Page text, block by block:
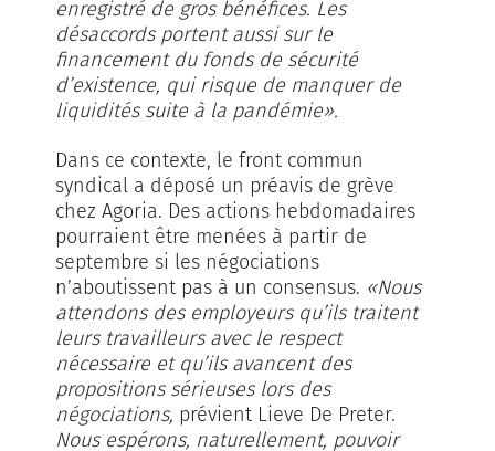
enregistré de gros bénéfices. Les
désaccords portent aussi sur le
financement du fonds de sécurité
d’existence, qui risque de manquer de
liquidités suite à la pandémie».
Dans ce contexte, le front commun
syndical a déposé un préavis de grève
chez Agoria. Des actions hebdomadaires
pourraient être menées à partir de
septembre si les négociations
n’aboutissent pas à un consensus. «Nous
attendons des employeurs qu’ils traitent
leurs travailleurs avec le respect
nécessaire et qu’ils avancent des
propositions sérieuses lors des
négociations, prévient Lieve De Preter.
Nous espérons, naturellement, pouvoir